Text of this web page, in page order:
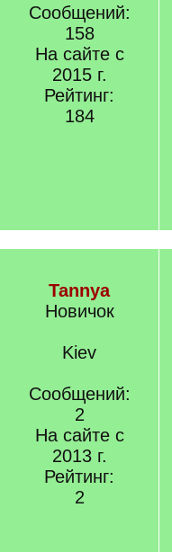
Сообщений:
158
На сайте с
2015 г.
Рейтинг:
184
Tannya
Новичок
Kiev
Сообщений:
2
На сайте с
2013 г.
Рейтинг:
2